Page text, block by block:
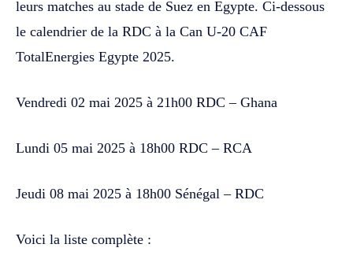
leurs matches au stade de Suez en Egypte. Ci-dessous
le calendrier de la RDC à la Can U-20 CAF
TotalEnergies Egypte 2025.
Vendredi 02 mai 2025 à 21h00 RDC – Ghana
Lundi 05 mai 2025 à 18h00 RDC – RCA
Jeudi 08 mai 2025 à 18h00 Sénégal – RDC
Voici la liste complète :